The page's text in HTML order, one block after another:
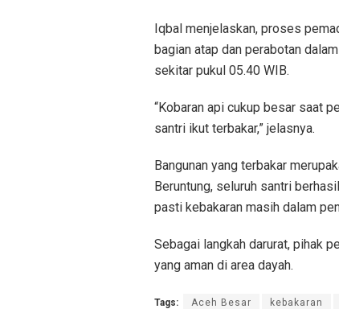
Iqbal menjelaskan, proses
bagian atap dan perabotan
sekitar pukul 05.40 WIB.
“Kobaran api cukup besar saat
santri ikut terbakar,” jelasnya.
Bangunan yang terbakar
Beruntung, seluruh santri
pasti kebakaran masih dalam
Sebagai langkah darurat, pihak
yang aman di area dayah.
Tags: Aceh Besar kebakaran